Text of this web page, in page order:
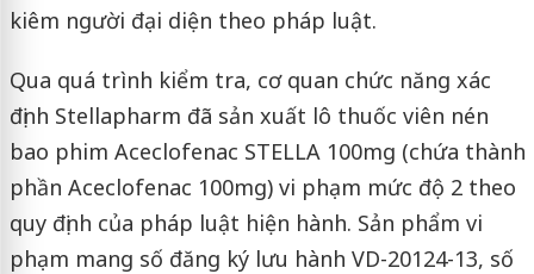
kiêm người đại diện theo pháp luật.
Qua quá trình kiểm tra, cơ quan chức năng xác
định Stellapharm đã sản xuất lô thuốc viên nén
bao phim Aceclofenac STELLA 100mg (chứa thành
phần Aceclofenac 100mg) vi phạm mức độ 2 theo
quy định của pháp luật hiện hành. Sản phẩm vi
phạm mang số đăng ký lưu hành VD-20124-13, số